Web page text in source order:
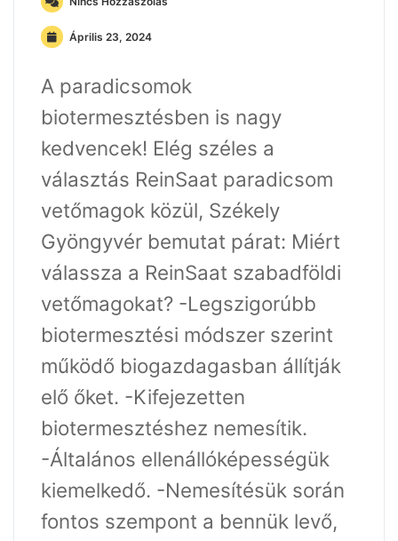
Április 23, 2024
A paradicsomok
biotermesztésben is nagy
kedvencek! Elég széles a
választás ReinSaat paradicsom
vetőmagok közül, Székely
Gyöngyvér bemutat párat: Miért
válassza a ReinSaat szabadföldi
vetőmagokat? -Legszigorúbb
biotermesztési módszer szerint
működő biogazdagasban állítják
elő őket. -Kifejezetten
biotermesztéshez nemesítik.
-Általános ellenállóképességük
kiemelkedő. -Nemesítésük során
fontos szempont a bennük levő,